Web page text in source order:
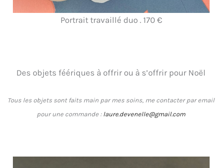
Portrait travaillé duo . 170 €
Des objets féériques à offrir ou à s’offrir pour Noël
Tous les objets sont faits main par mes soins me contacter par email
pour une commande : laure.devenelle@gmail.com